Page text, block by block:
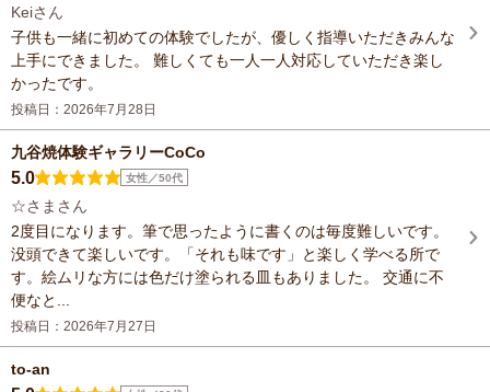
Keiさん
子供も一緒に初めての体験でしたが、優しく指導いただきみんな
上手にできました。 難しくても一人一人対応していただき楽し
かったです。
投稿日：2026年7月28日
九谷焼体験ギャラリーCoCo
5.0 女性／50代
☆さまさん
2度目になります。筆で思ったように書くのは毎度難しいです。
没頭できて楽しいです。「それも味です」と楽しく学べる所で
す。絵ムリな方には色だけ塗られる皿もありました。 交通に不
便なと...
投稿日：2026年7月27日
to-an